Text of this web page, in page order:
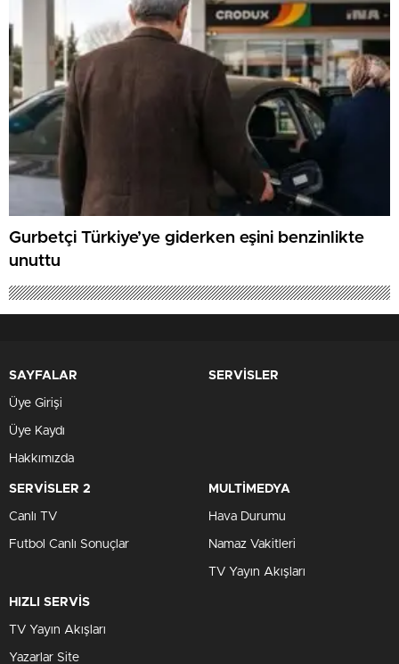
Gurbetçi Türkiye’ye giderken eşini benzinlikte
unuttu
SAYFALAR
Üye Girişi
Üye Kaydı
Hakkımızda
SERVİSLER
SERVİSLER 2
Canlı TV
Futbol Canlı Sonuçlar
MULTİMEDYA
Hava Durumu
Namaz Vakitleri
TV Yayın Akışları
HIZLI SERVİS
TV Yayın Akışları
Yazarlar Site